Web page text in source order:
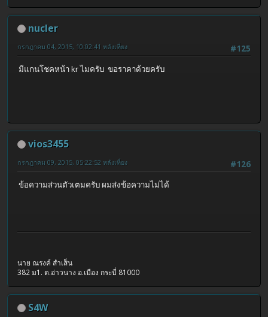
nucler
#125
กรกฎาคม 04, 2015, 10:02:41 หลังเที่ยง
มีแกนโชคหน้า kr ไมครับ ขอราคาด้วยครับ
vios3455
#126
กรกฎาคม 09, 2015, 05:22:52 หลังเที่ยง
ข้อความส่วนตัวเตมครับ ผมส่งข้อความไม่ได้
นาย ณรงค์ สำเส็น
382 ม1. ต.อ่าวนาง อ.เมือง กระบี่ 81000
S4W